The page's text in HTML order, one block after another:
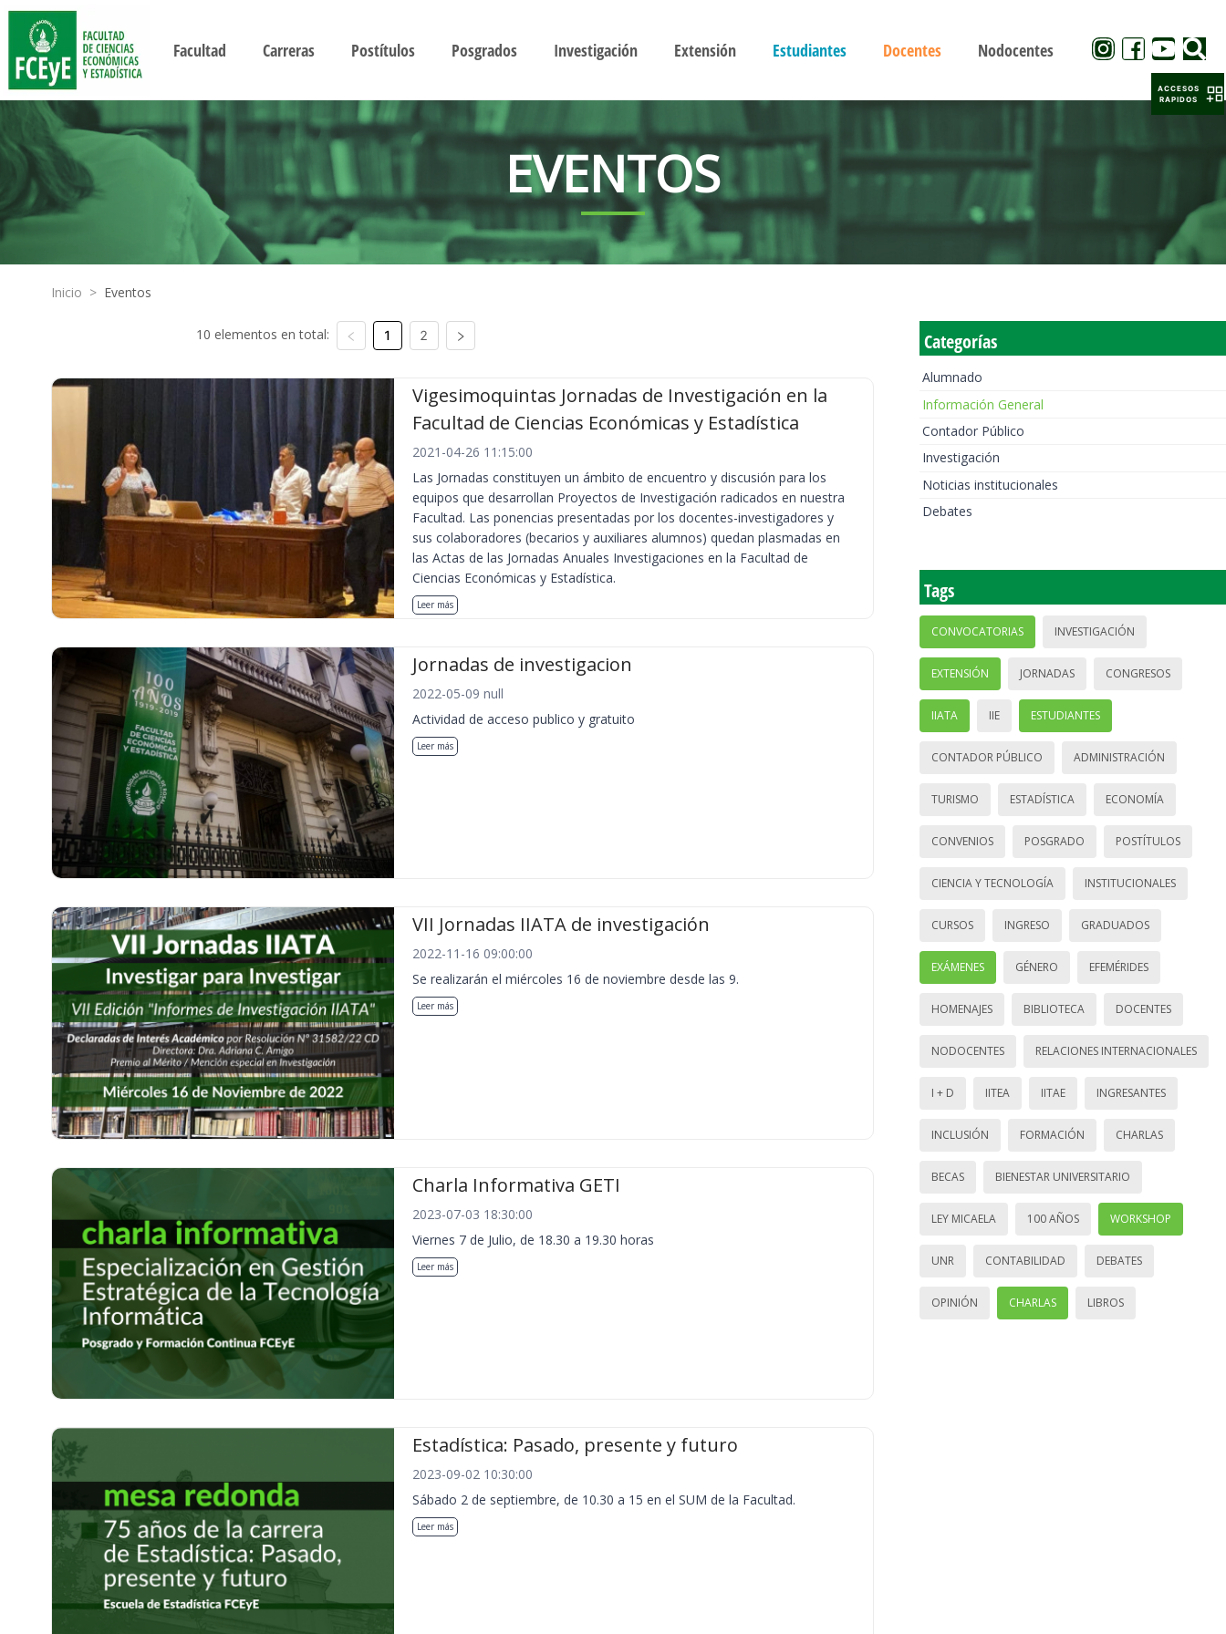
Facultad Carreras Postítulos Posgrados Investigación Extensión Estudiantes Docentes Nodocentes
EVENTOS
Inicio > Eventos
10 elementos en total: 1 2
Vigesimoquintas Jornadas de Investigación en la
Facultad de Ciencias Económicas y Estadística
2021-04-26 11:15:00
Las Jornadas constituyen un ámbito de encuentro y discusión para los
equipos que desarrollan Proyectos de Investigación radicados en nuestra
Facultad. Las ponencias presentadas por los docentes-investigadores y
sus colaboradores (becarios y auxiliares alumnos) quedan plasmadas en
las Actas de las Jornadas Anuales Investigaciones en la Facultad de
Ciencias Económicas y Estadística.
Leer más
Jornadas de investigacion
2022-05-09 null
Actividad de acceso publico y gratuito
Leer más
VII Jornadas IIATA de investigación
2022-11-16 09:00:00
Se realizarán el miércoles 16 de noviembre desde las 9.
Leer más
Charla Informativa GETI
2023-07-03 18:30:00
Viernes 7 de Julio, de 18.30 a 19.30 horas
Leer más
Estadística: Pasado, presente y futuro
2023-09-02 10:30:00
Sábado 2 de septiembre, de 10.30 a 15 en el SUM de la Facultad.
Leer más
Categorías
Alumnado
Información General
Contador Público
Investigación
Noticias institucionales
Debates
Tags
CONVOCATORIAS INVESTIGACIÓN
EXTENSIÓN JORNADAS CONGRESOS
IIATA IIE ESTUDIANTES
CONTADOR PÚBLICO ADMINISTRACIÓN
TURISMO ESTADÍSTICA ECONOMÍA
CONVENIOS POSGRADO POSTÍTULOS
CIENCIA Y TECNOLOGÍA INSTITUCIONALES
CURSOS INGRESO GRADUADOS
EXÁMENES GÉNERO EFEMÉRIDES
HOMENAJES BIBLIOTECA DOCENTES
NODOCENTES RELACIONES INTERNACIONALES
I + D IITEA IITAE INGRESANTES
INCLUSIÓN FORMACIÓN CHARLAS
BECAS BIENESTAR UNIVERSITARIO
LEY MICAELA 100 AÑOS WORKSHOP
UNR CONTABILIDAD DEBATES
OPINIÓN CHARLAS LIBROS
ACCESOS
RAPIDOS